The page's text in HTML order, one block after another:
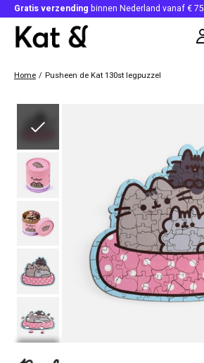
Gratis verzending binnen Nederland vanaf € 75
Home / Pusheen de Kat 130st legpuzzel